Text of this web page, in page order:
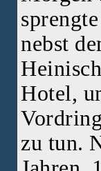
nebst
Hotel,
zu tun.